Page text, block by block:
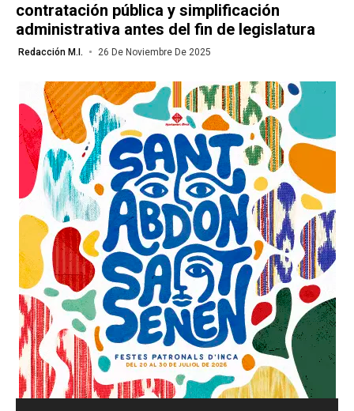
contratación pública y simplificación
administrativa antes del fin de legislatura
Redacción M.I. 26 De Noviembre De 2025